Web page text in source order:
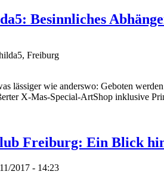
Besinnliches
Freiburg
lässiger wie anderswo: Geboten
X-Mas-Special-ArtShop inklusive
Freiburg: Ein Blick
2017 - 14:23